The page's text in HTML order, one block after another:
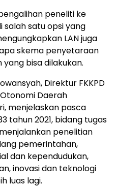
peneliti ke
salah satu opsi yang
LAN juga
skema penyetaraan
bisa dilakukan.
Direktur FKKPD
Daerah
menjelaskan pasca
tahun 2021, bidang tugas
penelitian
pemerintahan,
dan kependudukan,
inovasi dan teknologi
luas lagi.